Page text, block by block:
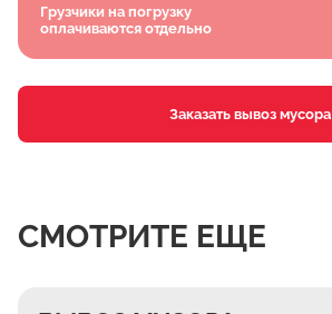
Грузчики на погрузку
оплачиваются отдельно
Заказать вывоз мусора
СМОТРИТЕ ЕЩЕ